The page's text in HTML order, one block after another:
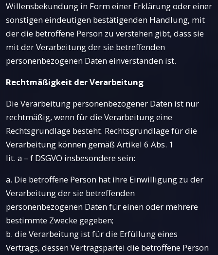
Willensbekundung in Form einer Erklärung oder einer
sonstigen eindeutigen bestätigenden Handlung, mit
der die betroffene Person zu verstehen gibt, dass sie
mit der Verarbeitung der sie betreffenden
personenbezogenen Daten einverstanden ist.
Rechtmäßigkeit der Verarbeitung
Die Verarbeitung personenbezogener Daten ist nur
rechtmäßig, wenn für die Verarbeitung eine
Rechtsgrundlage besteht. Rechtsgrundlage für die
Verarbeitung können gemäß Artikel 6 Abs. 1
lit. a – f DSGVO insbesondere sein:
a. Die betroffene Person hat ihre Einwilligung zu der
Verarbeitung der sie betreffenden
personenbezogenen Daten für einen oder mehrere
bestimmte Zwecke gegeben;
b. die Verarbeitung ist für die Erfüllung eines
Vertrags, dessen Vertragspartei die betroffene Person